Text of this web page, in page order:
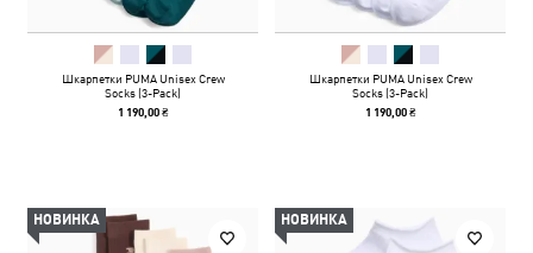
Шкарпетки PUMA Unisex Crew
Socks (3-Pack)
1 190,00 ₴
Шкарпетки PUMA Unisex Crew
Socks (3-Pack)
1 190,00 ₴
НОВИНКА НОВИНКА